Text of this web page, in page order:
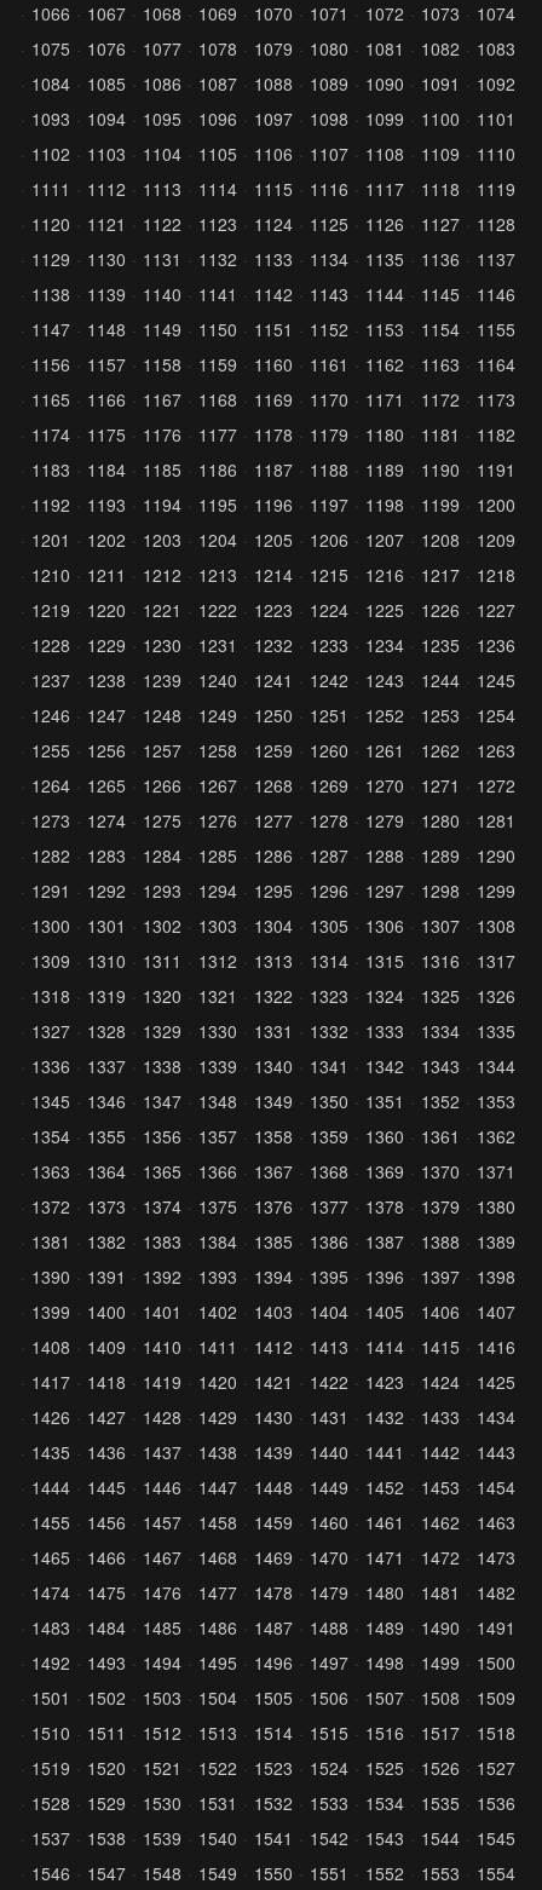
1066
1067 1068 1069 1070 1071 1072 1073
1074
1075
1076 1077 1078 1079 1080 1081 1082
1083
1084
1085 1086 1087 1088 1089 1090 1091
1092
1093
1094 1095 1096 1097 1098 1099 1100
1101
1102
1103 1104 1105 1106 1107 1108 1109
1110
1111
1112 1113 1114 1115 1116 1117 1118
1119
1120
1121 1122 1123 1124 1125 1126 1127
1128
1129
1130 1131 1132 1133 1134 1135 1136
1137
1138
1139 1140 1141 1142 1143 1144 1145
1146
1147
1148 1149 1150 1151 1152 1153 1154
1155
1156
1157 1158 1159 1160 1161 1162 1163
1164
1165
1166 1167 1168 1169 1170 1171 1172
1173
1174
1175 1176 1177 1178 1179 1180 1181
1182
1183
1184 1185 1186 1187 1188 1189 1190
1191
1192
1193 1194 1195 1196 1197 1198 1199
1200
1201
1202 1203 1204 1205 1206 1207 1208
1209
1210
1211 1212 1213 1214 1215 1216 1217
1218
1219
1220 1221 1222 1223 1224 1225 1226
1227
1228
1229 1230 1231 1232 1233 1234 1235
1236
1237
1238 1239 1240 1241 1242 1243 1244
1245
1246
1247 1248 1249 1250 1251 1252 1253
1254
1255
1256 1257 1258 1259 1260 1261 1262
1263
1264
1265 1266 1267 1268 1269 1270 1271
1272
1273
1274 1275 1276 1277 1278 1279 1280
1281
1282
1283 1284 1285 1286 1287 1288 1289
1290
1291
1292 1293 1294 1295 1296 1297 1298
1299
1300
1301 1302 1303 1304 1305 1306 1307
1308
1309
1310 1311 1312 1313 1314 1315 1316
1317
1318
1319 1320 1321 1322 1323 1324 1325
1326
1327
1328 1329 1330 1331 1332 1333 1334
1335
1336
1337 1338 1339 1340 1341 1342 1343
1344
1345
1346 1347 1348 1349 1350 1351 1352
1353
1354
1355 1356 1357 1358 1359 1360 1361
1362
1363
1364 1365 1366 1367 1368 1369 1370
1371
1372
1373 1374 1375 1376 1377 1378 1379
1380
1381
1382 1383 1384 1385 1386 1387 1388
1389
1390
1391 1392 1393 1394 1395 1396 1397
1398
1399
1400 1401 1402 1403 1404 1405 1406
1407
1408
1409 1410 1411 1412 1413 1414 1415
1416
1417
1418 1419 1420 1421 1422 1423 1424
1425
1426
1427 1428 1429 1430 1431 1432 1433
1434
1435
1436 1437 1438 1439 1440 1441 1442
1443
1444
1445 1446 1447 1448 1449 1452 1453
1454
1455
1456 1457 1458 1459 1460 1461 1462
1463
1465
1466 1467 1468 1469 1470 1471 1472
1473
1474
1475 1476 1477 1478 1479 1480 1481
1482
1483
1484 1485 1486 1487 1488 1489 1490
1491
1492
1493 1494 1495 1496 1497 1498 1499
1500
1501
1502 1503 1504 1505 1506 1507 1508
1509
1510
1511 1512 1513 1514 1515 1516 1517
1518
1519
1520 1521 1522 1523 1524 1525 1526
1527
1528
1529 1530 1531 1532 1533 1534 1535
1536
1537
1538 1539 1540 1541 1542 1543 1544
1545
1546
1547 1548 1549 1550 1551 1552 1553 1554